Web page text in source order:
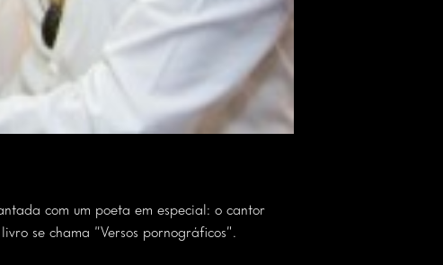
com um poeta em especial: o cantor
se chama “Versos pornográficos”.